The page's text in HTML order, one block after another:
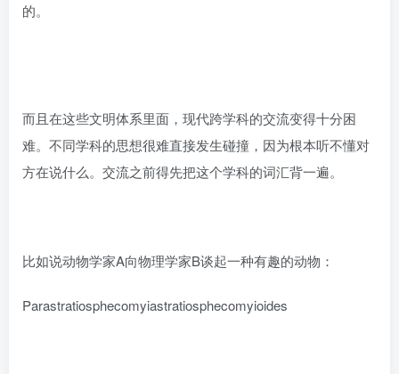
的。
而且在这些文明体系里面，现代跨学科的交流变得十分困
难。不同学科的思想很难直接发生碰撞，因为根本听不懂对
方在说什么。交流之前得先把这个学科的词汇背一遍。
比如说动物学家A向物理学家B谈起一种有趣的动物：
Parastratiosphecomyiastratiosphecomyioides